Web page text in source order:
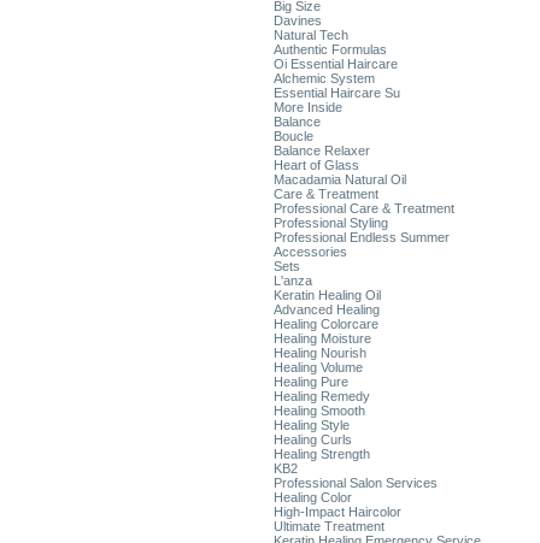
Big Size
Davines
Natural Tech
Authentic Formulas
Oi Essential Haircare
Alchemic System
Essential Haircare Su
More Inside
Balance
Boucle
Balance Relaxer
Heart of Glass
Macadamia Natural Oil
Care & Treatment
Professional Care & Treatment
Professional Styling
Professional Endless Summer
Accessories
Sets
L'anza
Keratin Healing Oil
Advanced Healing
Healing Colorcare
Healing Moisture
Healing Nourish
Healing Volume
Healing Pure
Healing Remedy
Healing Smooth
Healing Style
Healing Curls
Healing Strength
KB2
Professional Salon Services
Healing Color
High-Impact Haircolor
Ultimate Treatment